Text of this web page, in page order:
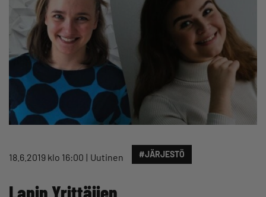
18.6.2019 klo 16:00 Uutinen #JÄRJESTÖ
Lapin Yrittäjien